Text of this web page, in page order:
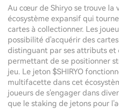
Au cœur de Shiryo se trouve la
écosystème expansif qui
cartes à collectionner. Les
possibilité d'acquérir des cartes
distinguant par ses attributs et
permettant de se positionner
jeu. Le jeton $SHIRYO
multifacette dans cet
joueurs de s'engager dans
que le staking de jetons pour